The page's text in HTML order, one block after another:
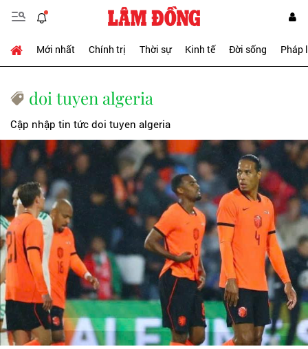
Mới nhất Chính trị Thời sự Kinh tế Đời sống Pháp
doi tuyen algeria
Cập nhập tin tức doi tuyen algeria